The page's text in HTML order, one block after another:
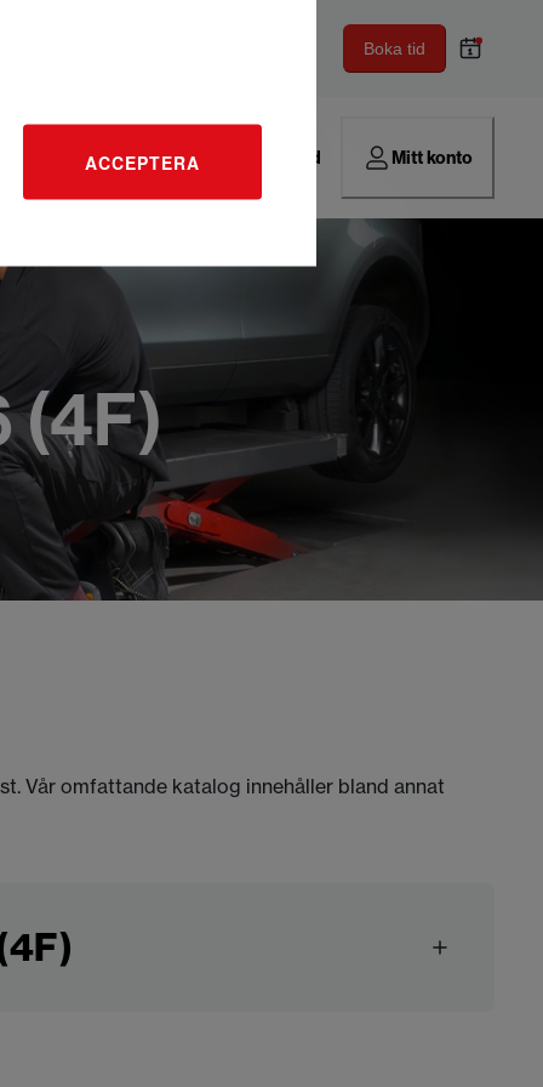
ACCEPTERA
Boka tid
Hitta verkstad Mitt konto
(4F)
Vår omfattande katalog innehåller bland annat